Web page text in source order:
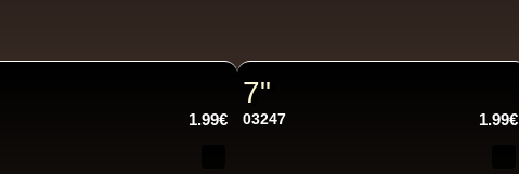
1.99€
7"
03247 1.99€